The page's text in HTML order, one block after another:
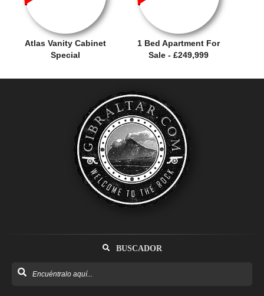
Atlas Vanity Cabinet
Special
1 Bed Apartment For
Sale - £249,999
BUSCADOR